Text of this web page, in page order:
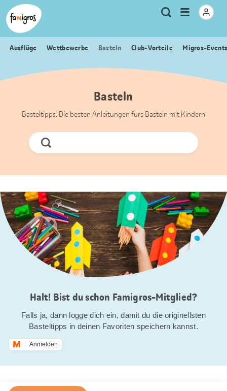
Sprungmarken
Navigation
Header
Logo
Meta
Navigation
Suche
Menu
öffnen
Ausflüge Wettbewerbe Basteln Club-Vorteile Migros-
Basteln
Basteltipps: Die besten Anleitungen fürs Basteln mit Kindern
Jetzt
Suchen
Halt! Bist du schon Famigros-Mitglied?
Falls ja, dann logge dich ein, damit du die originellsten
Basteltipps in deinen Favoriten speichern kannst.
Anmelden